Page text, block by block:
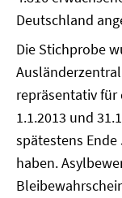
Deutschland
Die Stichprobe
repräsentativ für
1.1.2013 und
spätestens
haben.